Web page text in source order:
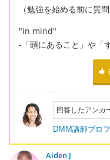
（勉強を始める前に質
"in mind"
-「頭にあること」や「
回答したアンカ
DMM講師プロ
Aiden J